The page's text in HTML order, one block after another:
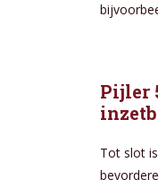
Pijler
Tot slot